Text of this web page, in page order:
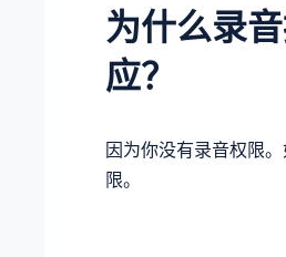
为什么录
应？
因为你没有录音权限
限。